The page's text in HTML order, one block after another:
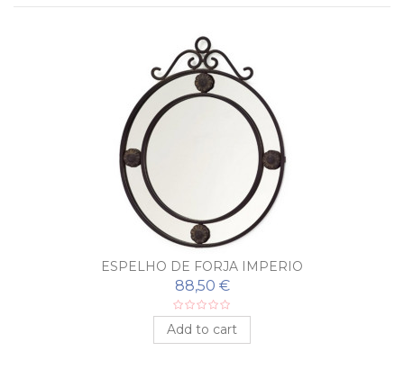
ESPELHO DE FORJA IMPERIO
88,50 €
Add to cart